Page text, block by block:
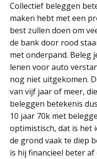
Collectief beleggen
maken hebt met een
best zullen doen om
de bank door rood
met onderpand. Beleg
lenen voor auto
nog niet uitgekomen.
van vijf jaar of meer,
beleggen betekenis
10 jaar 70k met
optimistisch, dat is het
de grond vaak te diep
is hij financieel beter